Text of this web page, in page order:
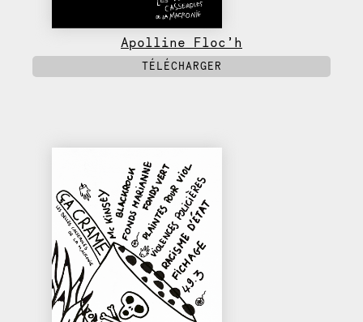
Apolline Floc’h
TÉLÉCHARGER